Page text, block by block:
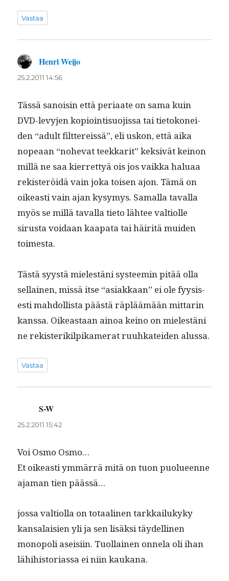
Vastaa
Henri Weijo
25.2.2011 14:56
Tässä sanois­in että peri­aate on sama kuin
DVD-levy­jen kopi­oin­tisuo­jis­sa tai tietokonei­
den “adult filt­tereis­sä”, eli uskon, että aika
nopeaan “nohe­vat teekkar­it” kek­sivät keinon
mil­lä ne saa kier­ret­tyä ois jos vaik­ka halu­aa
rek­isteröidä vain joka toisen ajon. Tämä on
oikeasti vain ajan kysymys. Samal­la taval­la
myös se mil­lä taval­la tieto läh­tee val­ti­olle
sirus­ta voidaan kaa­p­a­ta tai häir­itä muiden
toimesta.
Tästä syys­tä mielestäni sys­teemin pitää olla
sel­l­ainen, mis­sä itse “asi­akkaan” ei ole fyy­sis­
es­ti mah­dol­lista päästä räpläämään mit­tarin
kanssa. Oikeas­t­aan ain­oa keino on mielestäni
ne rek­isterik­ilpikam­er­at ruuhkatei­den alussa.
Vastaa
S-W
25.2.2011 15:42
Voi Osmo Osmo…
Et oikeasti ymmär­rä mitä on tuon puolueenne
aja­man tien päässä…
jos­sa val­ti­ol­la on totaa­li­nen tarkkailukyky
kansalaisien yli ja sen lisäk­si täy­delli­nen
monop­o­li aseisi­in. Tuol­lainen onnela oli ihan
lähi­his­to­ri­as­sa ei niin kaukana.